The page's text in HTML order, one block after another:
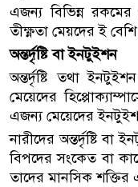
এজন্য বিভিন্ন
তীক্ষ্ণতা মেয়দের ই
অন্তর্দৃষ্টি বা ইনটুইশন
অন্তর্দৃষ্টি তথা
মেয়েদের
এজন্য মেয়েদের
নারীদের অন্তর্দৃষ্টি বা
বিপদের সংকেত বা
তাদের মানসিক শক্তির